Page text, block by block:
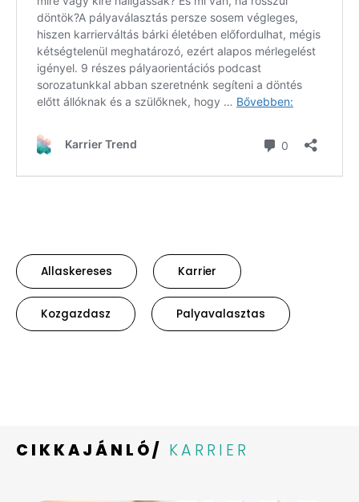
Allaskereses Karrier
Kozgazdasz Palyavalasztas
CIKKAJÁNLÓ/ KARRIER